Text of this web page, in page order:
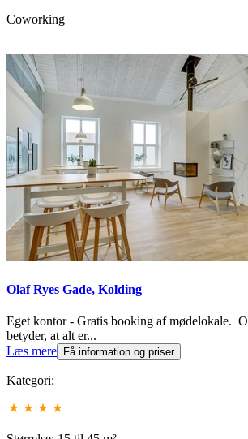
Coworking
Olaf Ryes Gade, Kolding
Eget kontor - Gratis booking af mødelokale.
betyder, at alt er...
Læs mere
Få information og priser
Kategori: